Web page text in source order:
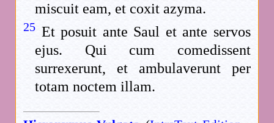
miscuit eam, et coxit azyma.
25 Et posuit ante Saul et ante servos
ejus. Qui cum comedissent
surrexerunt, et ambulaverunt per
totam noctem illam.